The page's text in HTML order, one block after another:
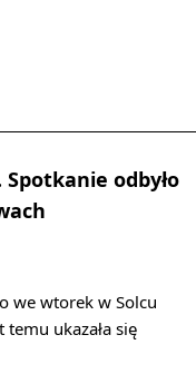
odbyło
we wtorek w Solcu
ukazała się